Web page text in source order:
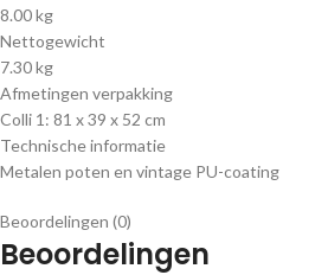
8.00 kg
Nettogewicht
7.30 kg
Afmetingen verpakking
Colli 1: 81 x 39 x 52 cm
Technische informatie
Metalen poten en vintage PU-coating
Beoordelingen (0)
Beoordelingen